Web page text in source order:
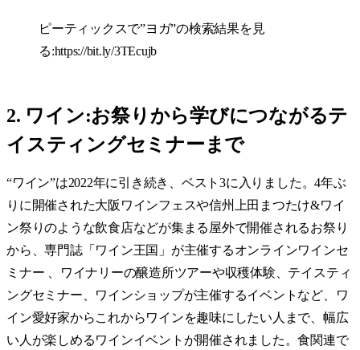
ピーティックスで”ヨガ”の検索結果を見
る:https://bit.ly/3TEcujb
2. ワイン:お祭りから学びにつながるテ
イスティングセミナーまで
“ワイン”は2022年に引き続き、ベスト3に入りました。4年ぶ
りに開催された大阪ワインフェスや信州上田まつたけ&ワイ
ン祭りのような飲食店などが集まる屋外で開催されるお祭り
から、専門誌「ワイン王国」が主催するオンラインワインセ
ミナー 、ワイナリーの醸造所ツアーや収穫体験、テイスティ
ングセミナー、ワインショップ​​が主催するイベントなど、ワ
イン愛好家からこれからワインを趣味にしたい人まで、幅広
い人が楽しめるワインイベントが開催されました。食関連で